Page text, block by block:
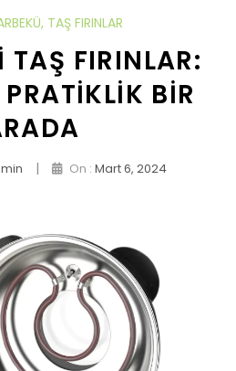
, TAŞ FIRINLAR
TAŞ FIRINLAR:
PRATIKLIK BIR
| On : Mart 6, 2024